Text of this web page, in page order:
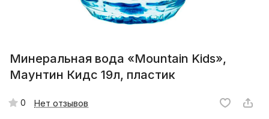
Минеральная вода «Mountain Kids»,
Маунтин Кидс 19л, пластик
0 Нет отзывов